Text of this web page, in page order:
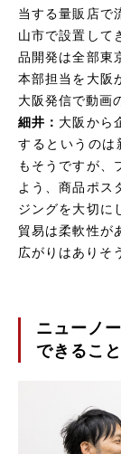
当する量販店で
山市で設置して
品開発は全部東
本部担当を大阪
大阪発信で動画
細井： 大阪から
するというのは
もそうですが、
よう、商品ポス
ジングを大切に
貿易は柔軟性が
広がりはありそ
ニューノ
できること